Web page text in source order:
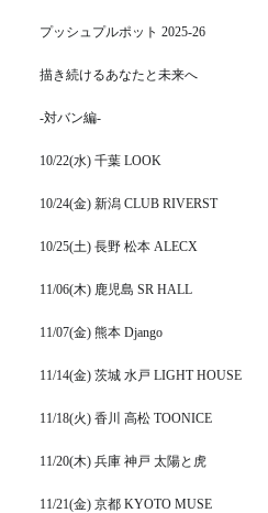
プッシュプルポット 2025-26
描き続けるあなたと未来へ
-対バン編-
10/22(水) 千葉 LOOK
10/24(金) 新潟 CLUB RIVERST
10/25(土) 長野 松本 ALECX
11/06(木) 鹿児島 SR HALL
11/07(金) 熊本 Django
11/14(金) 茨城 水戸 LIGHT HOUSE
11/18(火) 香川 高松 TOONICE
11/20(木) 兵庫 神戸 太陽と虎
11/21(金) 京都 KYOTO MUSE